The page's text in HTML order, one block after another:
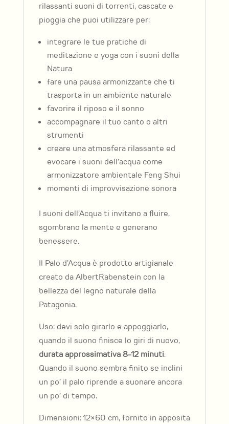
rilassanti suoni di torrenti, cascate e
pioggia che puoi utilizzare per:
integrare le tue pratiche di
meditazione e yoga con i suoni della
Natura
fare una pausa armonizzante che ti
trasporta in un ambiente naturale
favorire il riposo e il sonno
accompagnare il tuo canto o altri
strumenti
creare una atmosfera rilassante ed
evocare i suoni dell’acqua come
armonizzatore ambientale Feng Shui
momenti di improvvisazione sonora
I suoni dell’Acqua ti invitano a fluire,
sgombrano la mente e generano
benessere.
Il Palo d’Acqua è prodotto artigianale
creato da AlbertRabenstein con la
bellezza del legno naturale della
Patagonia.
Uso: devi solo girarlo e appoggiarlo,
quando il suono finisce lo giri di nuovo,
durata approssimativa 8-12 minuti.
Quando il suono sembra finito se inclini
un po’ il palo riprende a suonare ancora
un po’ di tempo.
Dimensioni: 12×60 cm, fornito in apposita